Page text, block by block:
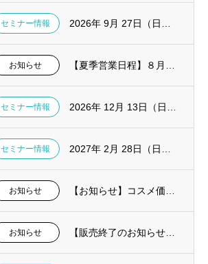
セミナー情報 2026年 9月 27日（日）診療で活きる！TreLab実践ハンズオンセミナー in東...
お知らせ 【夏季営業日程】８月１１～１４日は休業いたします。
セミナー情報 2026年 12月 13日（日）CGF・AFG ハンズオンセミナー in大阪開催決定
セミナー情報 2027年 2月 28日（日）CGF・AFG ハンズオンセミナー in東京開催決定
お知らせ 【お知らせ】コスメ価格改定および一部製品販売終了
お知らせ 【販売終了のお知らせ】ピエゾ骨切削機 Surgybone（サージボーン）